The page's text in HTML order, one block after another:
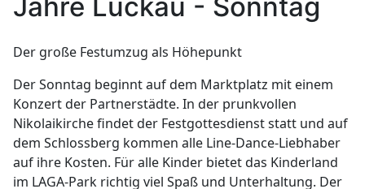
Jahre Luckau - Sonntag
Der große Festumzug als Höhepunkt
Der Sonntag beginnt auf dem Marktplatz mit einem
Konzert der Partnerstädte. In der prunkvollen
Nikolaikirche findet der Festgottesdienst statt und auf
dem Schlossberg kommen alle Line-Dance-Liebhaber
auf ihre Kosten. Für alle Kinder bietet das Kinderland
im LAGA-Park richtig viel Spaß und Unterhaltung. Der